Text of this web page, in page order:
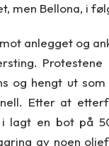
men Bellona, i
anlegget og
Protestene
og hengt ut som
Etter at
i lagt en bot på
av noen